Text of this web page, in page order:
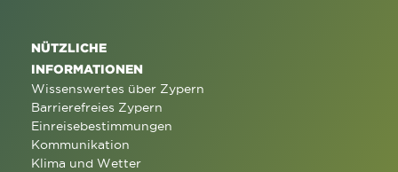
NÜTZLICHE
INFORMATIONEN
Wissenswertes über Zypern
Barrierefreies Zypern
Einreisebestimmungen
Kommunikation
Klima und Wetter